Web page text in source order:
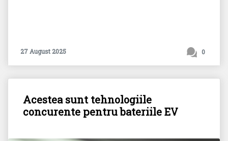
27 August 2025 0
Acestea sunt tehnologiile
concurente pentru bateriile EV